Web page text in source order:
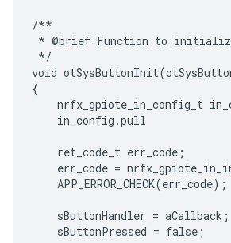
* @brief Function to
void
in_config.pull
    ret_code_t err_code;
err_code =
sButtonHandler =
sButtonPressed =